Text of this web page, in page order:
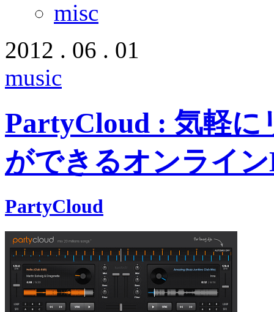
misc
2012 . 06 . 01
music
PartyCloud : 気軽に
ができるオンライ
PartyCloud